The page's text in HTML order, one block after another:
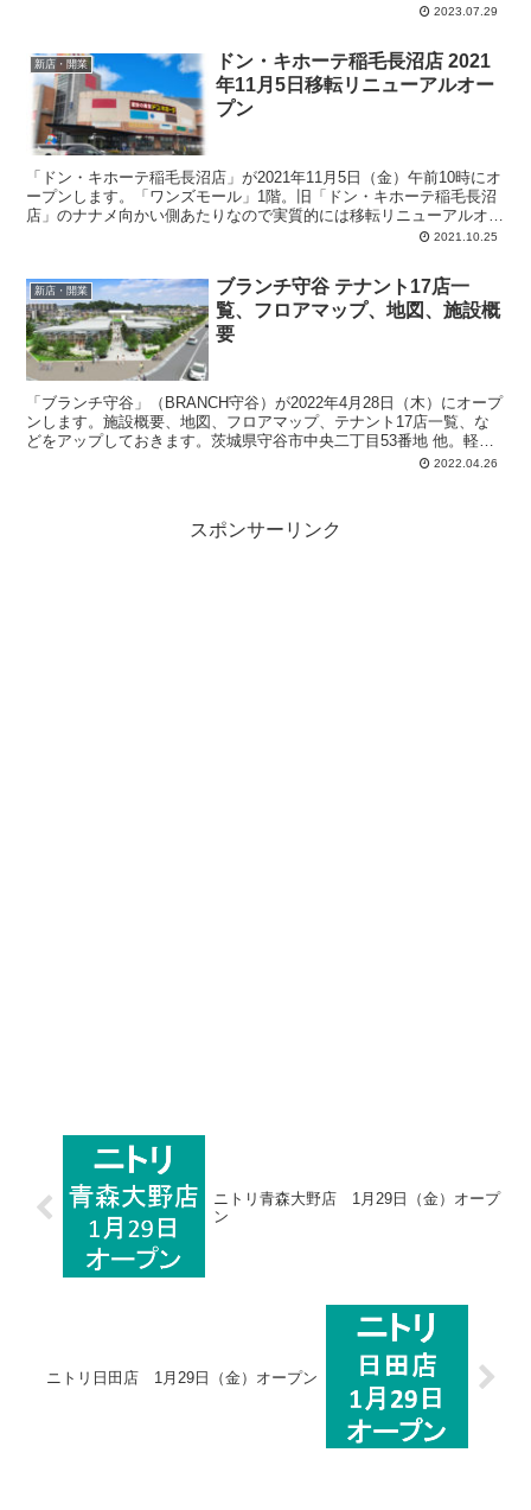
2023.07.29
新店・開業
ドン・キホーテ稲毛長沼店 2021
年11月5日移転リニューアルオー
プン
「ドン・キホーテ稲毛長沼店」が2021年11月5日（金）午前10時にオ
ープンします。「ワンズモール」1階。旧「ドン・キホーテ稲毛長沼
店」のナナメ向かい側あたりなので実質的には移転リニューアルオー
プン。売場面積：2,726平方メートル。駐車場：1,500台 （施設共
2021.10.25
新店・開業
ブランチ守谷 テナント17店一
覧、フロアマップ、地図、施設概
要
「ブランチ守谷」（BRANCH守谷）が2022年4月28日（木）にオープ
ンします。施設概要、地図、フロアマップ、テナント17店一覧、な
どをアップしておきます。茨城県守谷市中央二丁目53番地 他。軽量
鉄骨造。地上1階建。14区画17店舗。駐車場：84台。駐輪場：77台。
2022.04.26
スポンサーリンク
ニトリ青森大野店 1月29日（金）オープ
ン
ニトリ日田店 1月29日（金）オープン